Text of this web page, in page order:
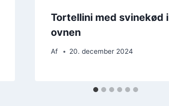
Tortellini med svinekød i
ovnen
Af 20. december 2024